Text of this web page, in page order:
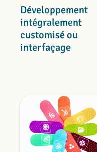
Développement
intégralement
customisé ou
interfaçage